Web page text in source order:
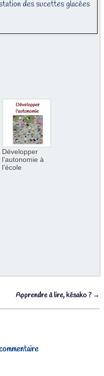
des sucettes glacées
Développer
l’autonomie à
l’école
Apprendre à lire, késako ? →